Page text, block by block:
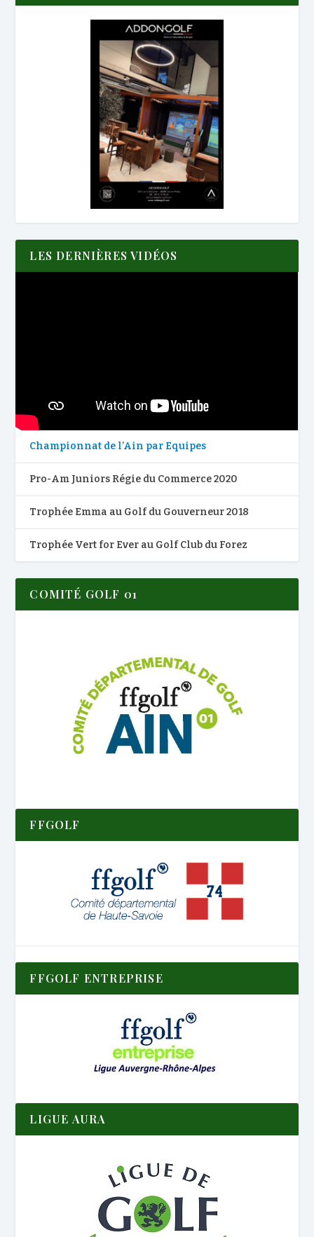
LES DERNIÈRES VIDÉOS
Championnat de l’Ain par Equipes
Pro-Am Juniors Régie du Commerce 2020
Trophée Emma au Golf du Gouverneur 2018
Trophée Vert for Ever au Golf Club du Forez
COMITÉ GOLF 01
FFGOLF
FFGOLF ENTREPRISE
LIGUE AURA